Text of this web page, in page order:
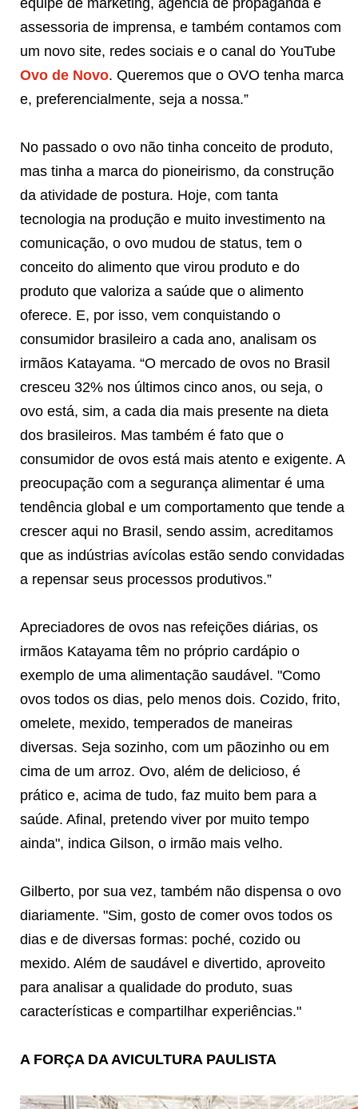
assessoria de imprensa, e também contamos com
um novo site, redes sociais e o canal do YouTube
Ovo de Novo. Queremos que o OVO tenha marca
e, preferencialmente, seja a nossa.”
No passado o ovo não tinha conceito de produto,
mas tinha a marca do pioneirismo, da construção
da atividade de postura. Hoje, com tanta
tecnologia na produção e muito investimento na
comunicação, o ovo mudou de status, tem o
conceito do alimento que virou produto e do
produto que valoriza a saúde que o alimento
oferece. E, por isso, vem conquistando o
consumidor brasileiro a cada ano, analisam os
irmãos Katayama. “O mercado de ovos no Brasil
cresceu 32% nos últimos cinco anos, ou seja, o
ovo está, sim, a cada dia mais presente na dieta
dos brasileiros. Mas também é fato que o
consumidor de ovos está mais atento e exigente. A
preocupação com a segurança alimentar é uma
tendência global e um comportamento que tende a
crescer aqui no Brasil, sendo assim, acreditamos
que as indústrias avícolas estão sendo convidadas
a repensar seus processos produtivos.”
Apreciadores de ovos nas refeições diárias, os
irmãos Katayama têm no próprio cardápio o
exemplo de uma alimentação saudável. "Como
ovos todos os dias, pelo menos dois. Cozido, frito,
omelete, mexido, temperados de maneiras
diversas. Seja sozinho, com um pãozinho ou em
cima de um arroz. Ovo, além de delicioso, é
prático e, acima de tudo, faz muito bem para a
saúde. Afinal, pretendo viver por muito tempo
ainda", indica Gilson, o irmão mais velho.
Gilberto, por sua vez, também não dispensa o ovo
diariamente. "Sim, gosto de comer ovos todos os
dias e de diversas formas: poché, cozido ou
mexido. Além de saudável e divertido, aproveito
para analisar a qualidade do produto, suas
características e compartilhar experiências."
A FORÇA DA AVICULTURA PAULISTA